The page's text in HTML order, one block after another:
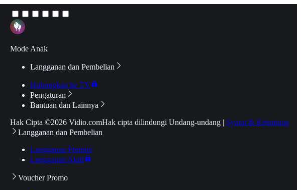
Mode Anak
Langganan dan Pembelian
Hubungkan ke TV
Pengaturan
Bantuan dan Lainnya
Hak Cipta ©2026 Vidio.comHak cipta dilindungi Undang-undang | Syarat & Ketentuan
Langganan dan Pembelian
Langganan Premier
Langganan Aktif
Voucher Promo